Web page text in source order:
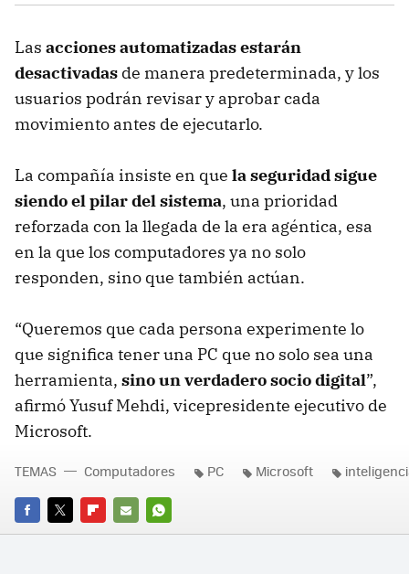
Las acciones automatizadas estarán
desactivadas de manera predeterminada, y los
usuarios podrán revisar y aprobar cada
movimiento antes de ejecutarlo.
La compañía insiste en que la seguridad sigue
siendo el pilar del sistema, una prioridad
reforzada con la llegada de la era agéntica, esa
en la que los computadores ya no solo
responden, sino que también actúan.
“Queremos que cada persona experimente lo
que significa tener una PC que no solo sea una
herramienta, sino un verdadero socio digital”,
afirmó Yusuf Mehdi, vicepresidente ejecutivo de
Microsoft.
FACEBOOK
TWITTERFLIPBOARD
E-
WHATSAPP
TEMAS Computadores PC Microsoft